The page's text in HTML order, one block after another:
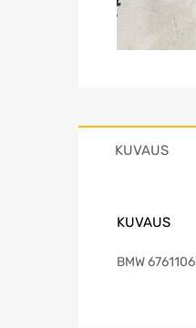
KUVAUS
KUVAUS
BMW 6761106